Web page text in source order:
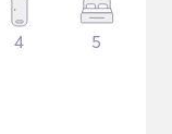
4 5